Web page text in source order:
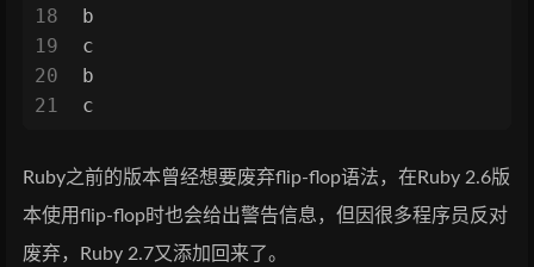
18
19
20
21
b
c
b
c
Ruby之前的版本曾经想要废弃flip-flop语法，在Ruby 2.6版
本使用flip-flop时也会给出警告信息，但因很多程序员反对
废弃，Ruby 2.7又添加回来了。